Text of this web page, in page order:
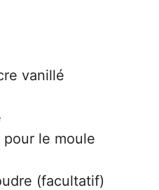
vanillé
le moule
(facultatif)